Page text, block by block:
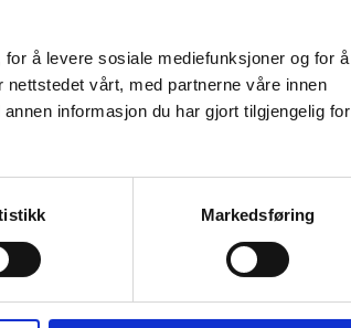
å levere sosiale mediefunksjoner og for å
vårt, med partnerne våre innen
informasjon du har gjort tilgjengelig for
Markedsføring
måte.